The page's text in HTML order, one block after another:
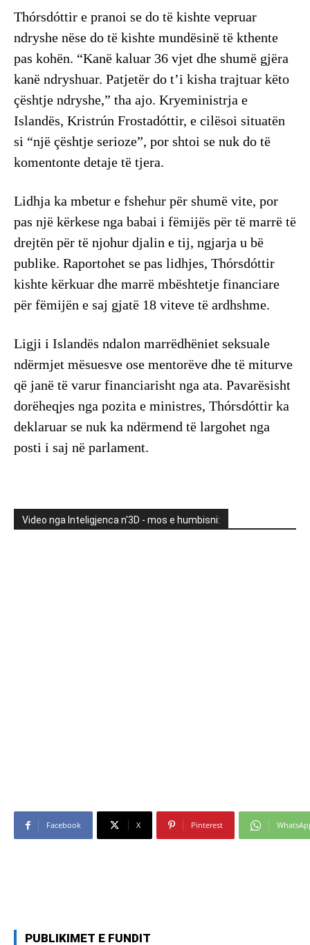
Thórsdóttir e pranoi se do të kishte vepruar
ndryshe nëse do të kishte mundësinë të kthente
pas kohën. “Kanë kaluar 36 vjet dhe shumë gjëra
kanë ndryshuar. Patjetër do t’i kisha trajtuar këto
çështje ndryshe,” tha ajo. Kryeministrja e
Islandës, Kristrún Frostadóttir, e cilësoi situatën
si “një çështje serioze”, por shtoi se nuk do të
komentonte detaje të tjera.
Lidhja ka mbetur e fshehur për shumë vite, por
pas një kërkese nga babai i fëmijës për të marrë të
drejtën për të njohur djalin e tij, ngjarja u bë
publike. Raportohet se pas lidhjes, Thórsdóttir
kishte kërkuar dhe marrë mbështetje financiare
për fëmijën e saj gjatë 18 viteve të ardhshme.
Ligji i Islandës ndalon marrëdhëniet seksuale
ndërmjet mësuesve ose mentorëve dhe të miturve
që janë të varur financiarisht nga ata. Pavarësisht
dorëheqjes nga pozita e ministres, Thórsdóttir ka
deklaruar se nuk ka ndërmend të largohet nga
posti i saj në parlament.
Video nga Inteligjenca n'3D - mos e humbisni:
Facebook X Pinterest
PUBLIKIMET E FUNDIT